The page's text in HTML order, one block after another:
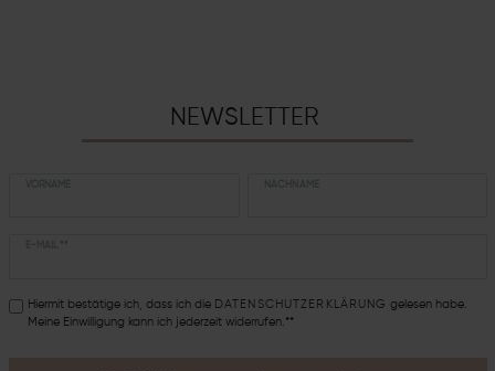
NEWSLETTER
Hiermit bestätige ich, dass ich die DATEN­SCHUTZ­ERKLÄRUNG gelesen habe.
Meine Einwilligung kann ich jederzeit widerrufen.**